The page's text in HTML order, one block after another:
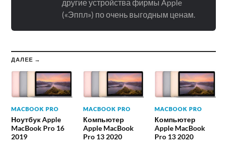
другие устройства фирмы Apple
(«Эппл») по очень выгодным ценам.
ДАЛЕЕ →
MACBOOK PRO
Ноутбук Apple
MacBook Pro 16
2019
MACBOOK PRO
Компьютер
Apple MacBook
Pro 13 2020
MACBOOK PRO
Компьютер
Apple MacBook
Pro 13 2020